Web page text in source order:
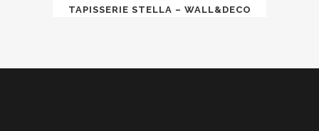
TAPISSERIE STELLA – WALL&DECO